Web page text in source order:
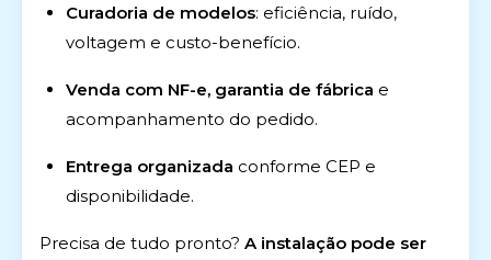
Curadoria de modelos: eficiência, ruído,
voltagem e custo-benefício.
Venda com NF-e, garantia de fábrica e
acompanhamento do pedido.
Entrega organizada conforme CEP e
disponibilidade.
Precisa de tudo pronto? A instalação pode ser